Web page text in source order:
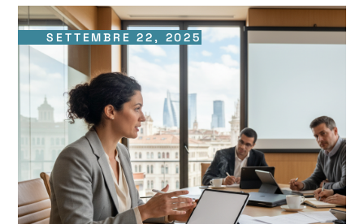
SETTEMBRE 22, 2025